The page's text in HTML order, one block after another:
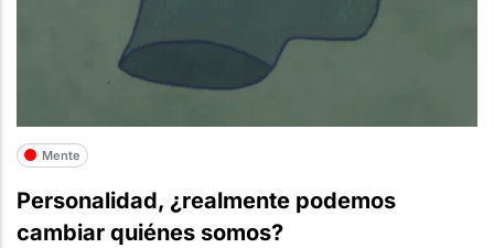
Mente
Personalidad, ¿realmente podemos
cambiar quiénes somos?